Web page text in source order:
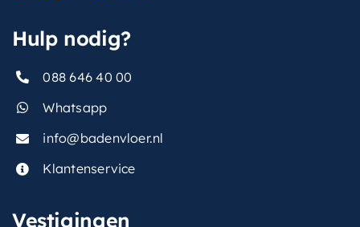
Hulp nodig?
088 646 40 00
Whatsapp
info@badenvloer.nl
Klantenservice
Vestigingen